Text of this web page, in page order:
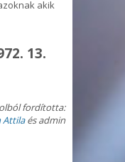
akik
13.
fordította:
Attilaés admin